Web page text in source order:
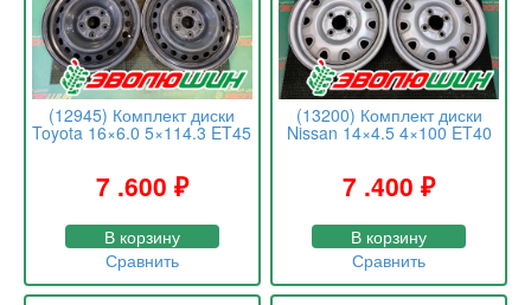
(12945) Комплект диски
Toyota 16×6.0 5×114.3 ET45
7 .600 ₽
В корзину
Сравнить
(13200) Комплект диски
Nissan 14×4.5 4×100 ET40
7 .400₽
В корзину
Сравнить